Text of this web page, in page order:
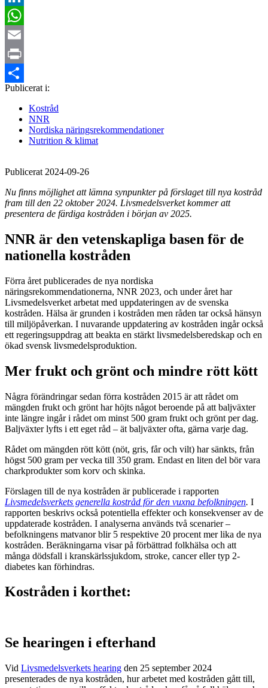
LinkedIn
WhatsApp
Email
Print
Dela
Publicerat i:
Kostråd
NNR
Nordiska näringsrekommendationer
Nutrition & klimat
Publicerat 2024-09-26
Nu finns möjlighet att lämna synpunkter på förslaget till nya kostråd
fram till den 22 oktober 2024. Livsmedelsverket kommer att
presentera de färdiga kostråden i början av 2025.
NNR är den vetenskapliga basen för de
nationella kostråden
Förra året publicerades de nya nordiska
näringsrekommendationerna, NNR 2023, och under året har
Livsmedelsverket arbetat med uppdateringen av de svenska
kostråden. Hälsa är grunden i kostråden men råden tar också hänsyn
till miljöpåverkan. I nuvarande uppdatering av kostråden ingår också
ett regeringsuppdrag att beakta en stärkt livsmedelsberedskap och en
ökad svensk livsmedelsproduktion.
Mer frukt och grönt och mindre rött kött
Några förändringar sedan förra kostråden 2015 är att rådet om
mängden frukt och grönt har höjts något beroende på att baljväxter
inte längre ingår i rådet om minst 500 gram frukt och grönt per dag.
Baljväxter lyfts i ett eget råd – ät baljväxter ofta, gärna varje dag.
Rådet om mängden rött kött (nöt, gris, får och vilt) har sänkts, från
högst 500 gram per vecka till 350 gram. Endast en liten del bör vara
charkprodukter som korv och skinka.
Förslagen till de nya kostråden är publicerade i rapporten
Livsmedelsverkets generella kostråd för den vuxna befolkningen. I
rapporten beskrivs också potentiella effekter och konsekvenser av de
uppdaterade kostråden. I analyserna används två scenarier –
befolkningens matvanor blir 5 respektive 20 procent mer lika de nya
kostråden. Beräkningarna visar på förbättrad folkhälsa och att
många dödsfall i kranskärlssjukdom, stroke, cancer eller typ 2-
diabetes kan förhindras.
Kostråden i korthet:
Se hearingen i efterhand
Vid Livsmedelsverkets hearing den 25 september 2024
presenterades de nya kostråden, hur arbetet med kostråden gått till,